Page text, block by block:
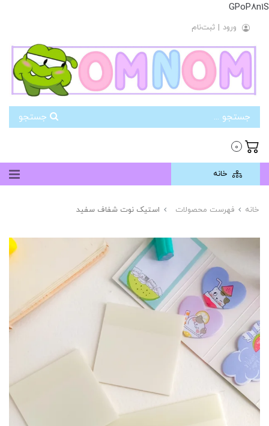
GPoP8n1S
ورود | ثبت‌نام
0
خانه
خانه فهرست محصولات استیک نوت شفاف سفید